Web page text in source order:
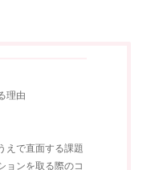
理由
えで直面する課題
ョンを取る際のコ